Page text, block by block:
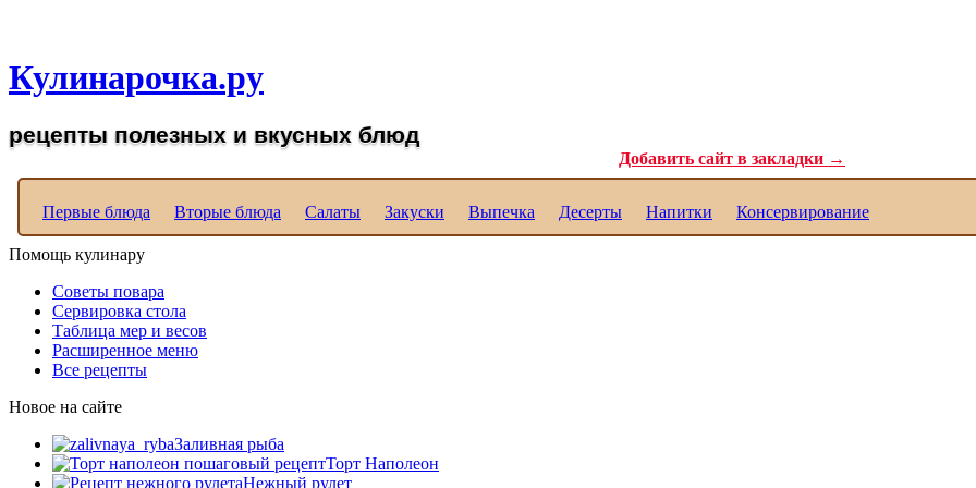
Кулинарочка.ру
рецепты полезных и вкусных блюд
Добавить сайт в закладки →
Первые блюда Вторые блюда Салаты Закуски Выпечка Десерты Напитки Консервирование
Помощь кулинару
Советы повара
Сервировка стола
Таблица мер и весов
Расширенное меню
Все рецепты
Новое на сайте
Заливная рыба
Торт Наполеон
Нежный рулет